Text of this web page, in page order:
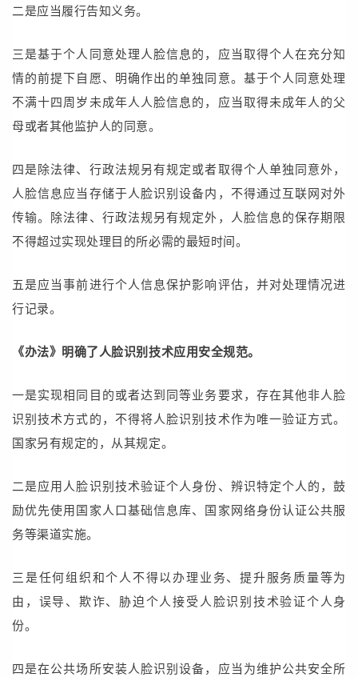
二是应当履行告知义务。
三是基于个人同意处理人脸信息的，应当取得个人在充分知
情的前提下自愿、明确作出的单独同意。基于个人同意处理
不满十四周岁未成年人人脸信息的，应当取得未成年人的父
母或者其他监护人的同意。
四是除法律、行政法规另有规定或者取得个人单独同意外，
人脸信息应当存储于人脸识别设备内，不得通过互联网对外
传输。除法律、行政法规另有规定外，人脸信息的保存期限
不得超过实现处理目的所必需的最短时间。
五是应当事前进行个人信息保护影响评估，并对处理情况进
行记录。
《办法》明确了人脸识别技术应用安全规范。
一是实现相同目的或者达到同等业务要求，存在其他非人脸
识别技术方式的，不得将人脸识别技术作为唯一验证方式。
国家另有规定的，从其规定。
二是应用人脸识别技术验证个人身份、辨识特定个人的，鼓
励优先使用国家人口基础信息库、国家网络身份认证公共服
务等渠道实施。
三是任何组织和个人不得以办理业务、提升服务质量等为
由，误导、欺诈、胁迫个人接受人脸识别技术验证个人身
份。
四是在公共场所安装人脸识别设备，应当为维护公共安全所